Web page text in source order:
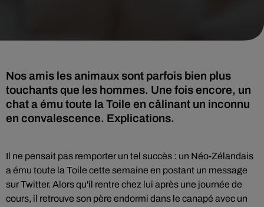
Nos amis les animaux sont parfois bien plus
touchants que les hommes. Une fois encore, un
chat a ému toute la Toile en câlinant un inconnu
en convalescence. Explications.
Il ne pensait pas remporter un tel succès : un Néo-Zélandais
a ému toute la Toile cette semaine en postant un message
sur Twitter. Alors qu'il rentre chez lui après une journée de
cours, il retrouve son père endormi dans le canapé avec un